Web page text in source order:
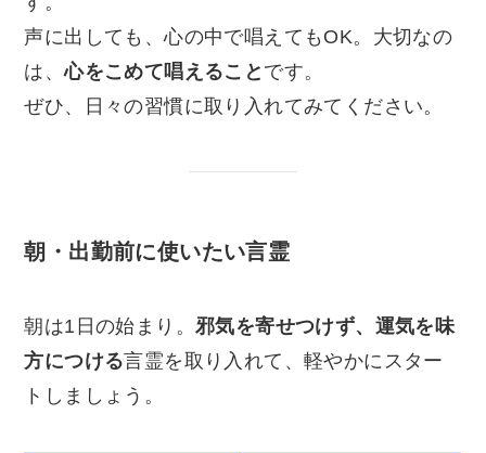
声に出しても、心の中で唱えてもOK。大切なの
は、心をこめて唱えること です。
ぜひ、日々の習慣に取り入れてみてください。
朝・出勤前に使いたい言霊
朝は1日の始まり。邪気を寄せつけず、運気を味
方につける言霊を取り入れて、軽やかにスター
トしましょう。